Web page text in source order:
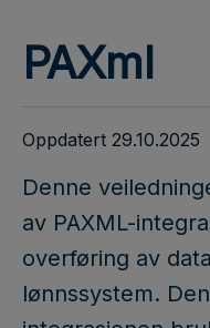
PAXml
Oppdatert 29.10.2025
Denne
av PAXML-
overføring av
lønnssystem.